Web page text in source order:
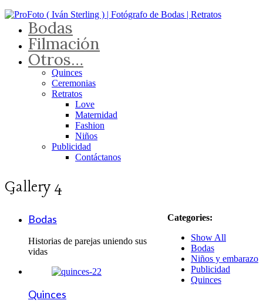
Bodas
Filmación
Otros…
Quinces
Ceremonias
Retratos
Love
Maternidad
Fashion
Niños
Publicidad
Contáctanos
Gallery 4
Categories:
Show All
Bodas
Niños y embarazo
Publicidad
Quinces
Bodas
Historias de parejas uniendo sus
vidas
Quinces